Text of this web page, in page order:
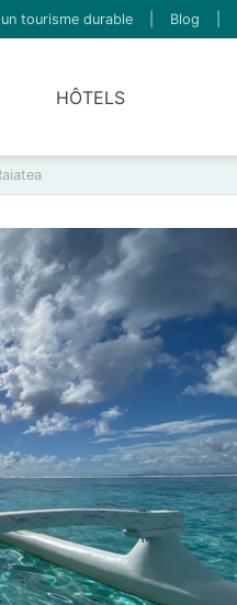
tourisme durable Blog
HÔTELS